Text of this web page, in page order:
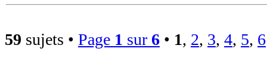
59 sujets • Page 1 sur 6 • 1, 2, 3, 4, 5, 6